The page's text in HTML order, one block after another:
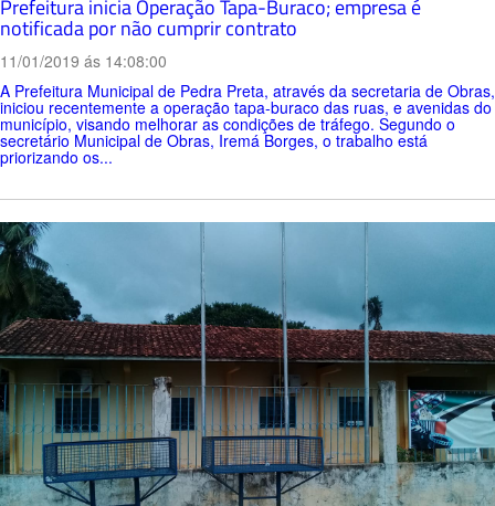
Prefeitura inicia Operação Tapa-Buraco; empresa é
notificada por não cumprir contrato
11/01/2019 ás 14:08:00
A Prefeitura Municipal de Pedra Preta, através da secretaria de Obras,
iniciou recentemente a operação tapa-buraco das ruas, e avenidas do
município, visando melhorar as condições de tráfego. Segundo o
secretário Municipal de Obras, Iremá Borges, o trabalho está
priorizando os...